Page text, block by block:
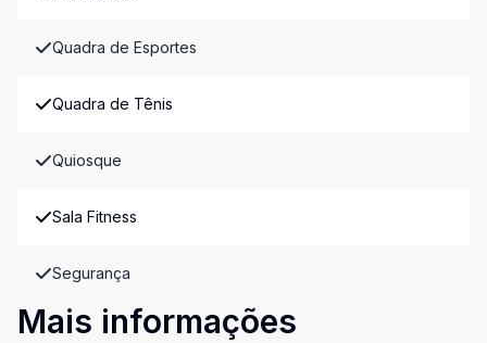
Quadra de Esportes
Quadra de Tênis
Quiosque
Sala Fitness
Segurança
Mais informações